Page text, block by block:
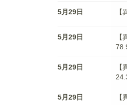
5月29日
5月29日
5月29日
5月29日